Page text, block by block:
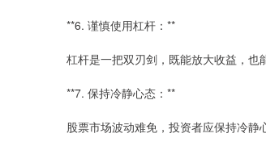
**6. 谨慎使用杠杆：**
杠杆是一把双刃剑，既能放大收益，也
**7. 保持冷静心态：**
股票市场波动难免，投资者应保持冷静